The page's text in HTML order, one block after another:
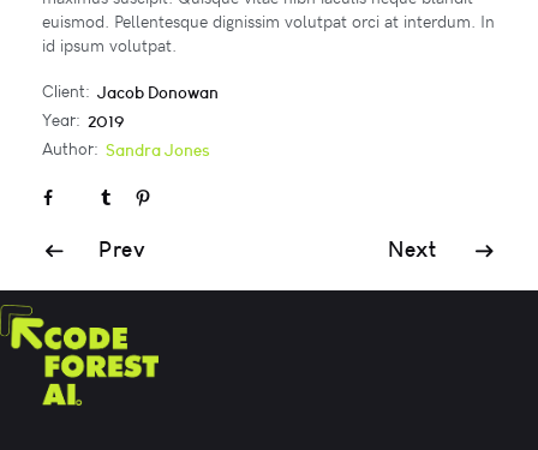
euismod. Pellentesque dignissim volutpat orci at interdum. In
id ipsum volutpat.
Client: Jacob Donowan
Year: 2019
Author: Sandra Jones
Prev Next